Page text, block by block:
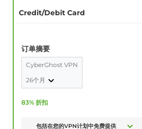
Credit/Debit Card
订单摘要
CyberGhost VPN
26个月
83% 折扣
包括在您的VPN计划中免费提供